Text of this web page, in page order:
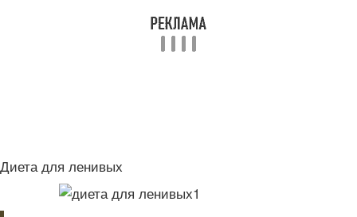
Диета для ленивых